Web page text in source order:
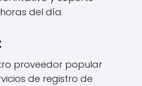
del día.
proveedor popular
de registro de